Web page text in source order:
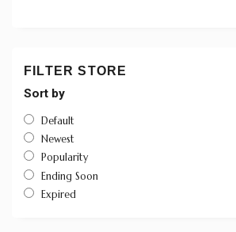
FILTER STORE
Sort by
Default
Newest
Popularity
Ending Soon
Expired